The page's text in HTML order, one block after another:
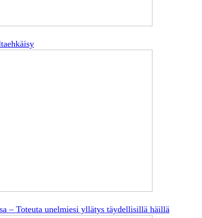
– Toteuta unelmiesi yllätys täydellisillä häillä